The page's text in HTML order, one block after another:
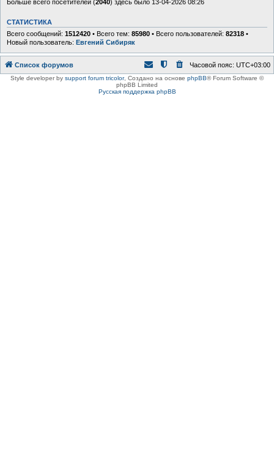
Больше всего посетителей (2040) здесь было 13-04-2026 08:26
СТАТИСТИКА
Всего сообщений: 1512420 • Всего тем: 85980 • Всего пользователей: 82318 •
Новый пользователь: Евгений Сибиряк
Список форумов Часовой пояс: UTC+03:00
Style developer by support forum tricolor, Создано на основе phpBB® Forum Software ©
phpBB Limited
Русская поддержка phpBB